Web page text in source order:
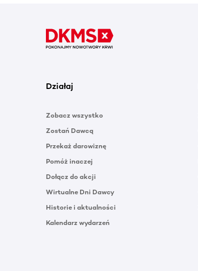
Działaj
Zobacz wszystko
Zostań Dawcą
Przekaż darowiznę
Pomóż inaczej
Dołącz do akcji
Wirtualne Dni Dawcy
Historie i aktualności
Kalendarz wydarzeń